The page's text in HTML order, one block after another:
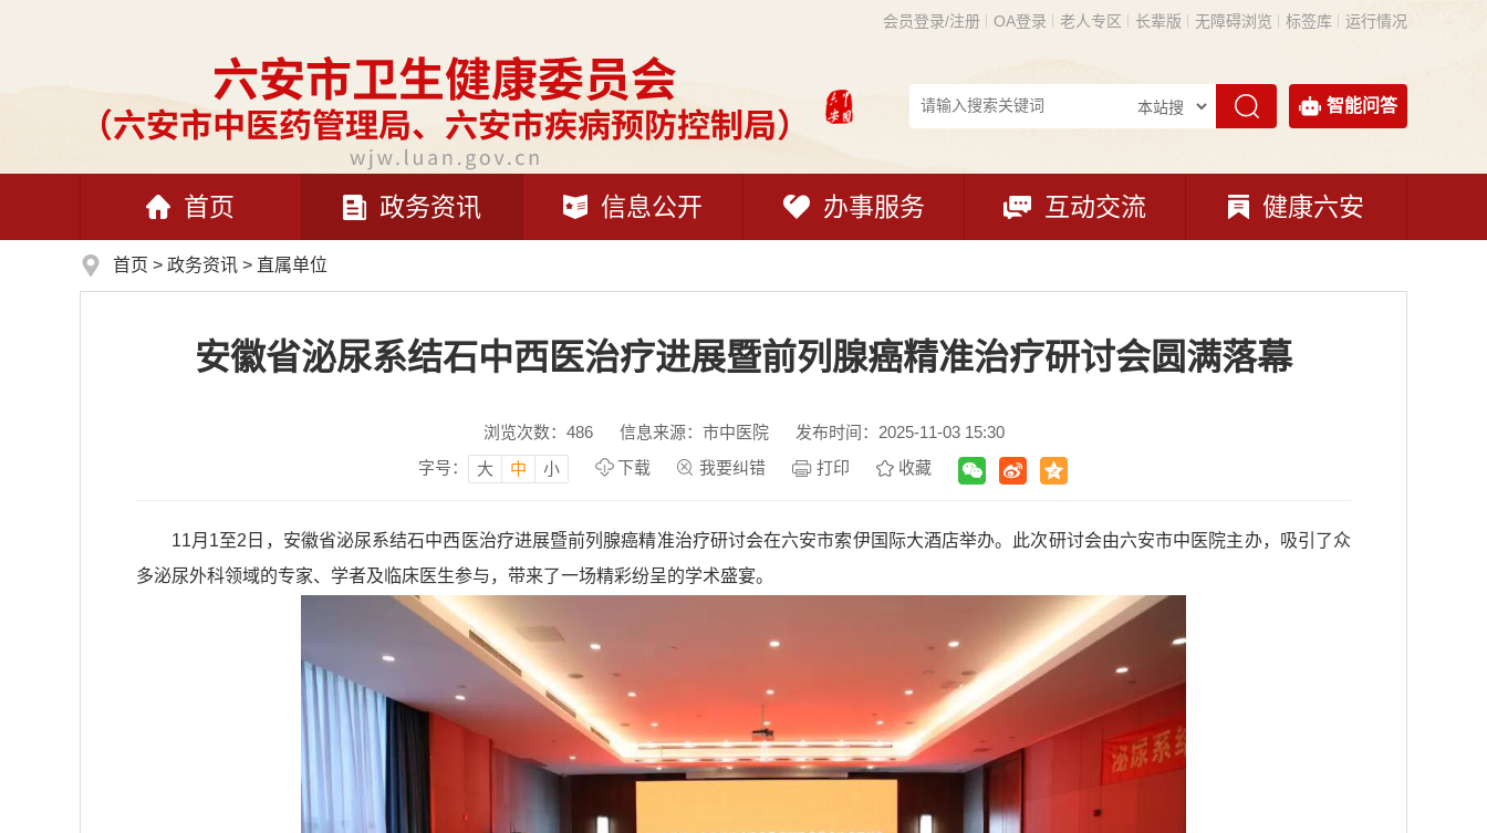
会员登录/注册 OA登录 老人专区 长辈版 无障碍浏览 标签库 运行情况
智能问答
首页 政务资讯 信息公开 办事服务 互动交流 健康六安
首页 > 政务资讯 > 直属单位
安徽省泌尿系结石中西医治疗进展暨前列腺癌精准治疗研讨会圆满落幕
浏览次数： 486 信息来源：市中医院
发布时间：2025-11-03 15:30
字号：
大 中 小 下载 我要纠错 打印 收藏
11月1至2日，安徽省泌尿系结石中西医治疗进展暨前列腺癌精准治疗研讨会在六安市索伊国际大酒店举办。此次研讨会由六安市中医院主办，吸引了众
多泌尿外科领域的专家、学者及临床医生参与，带来了一场精彩纷呈的学术盛宴。